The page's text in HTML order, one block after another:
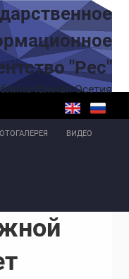
"Рес"
Южная Осетия
ВИДЕО